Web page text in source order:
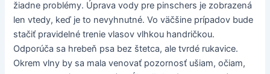
žiadne problémy. Úprava vody pre pinschers je zobrazená
len vtedy, keď je to nevyhnutné. Vo väčšine prípadov bude
stačiť pravidelné trenie vlasov vlhkou handričkou.
Odporúča sa hrebeň psa bez štetca, ale tvrdé rukavice.
Okrem vlny by sa mala venovať pozornosť ušiam, očiam,